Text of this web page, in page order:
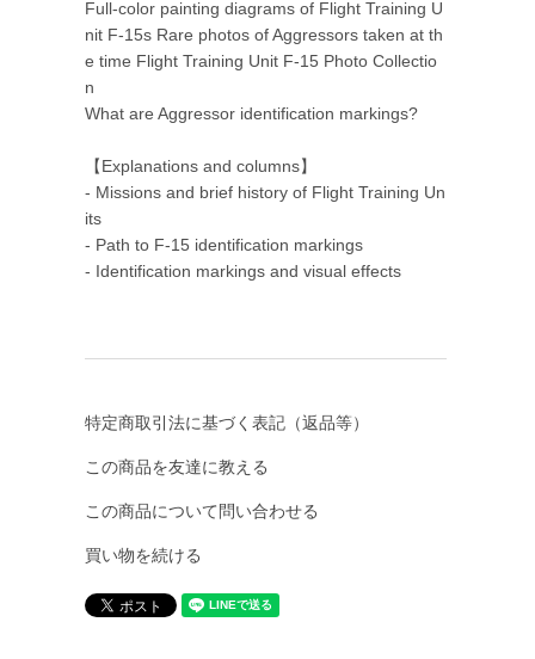
Full-color painting diagrams of Flight Training U
nit F-15s Rare photos of Aggressors taken at th
e time Flight Training Unit F-15 Photo Collectio
n
What are Aggressor identification markings?
【Explanations and columns】
- Missions and brief history of Flight Training Un
its
- Path to F-15 identification markings
- Identification markings and visual effects
特定商取引法に基づく表記（返品等）
この商品を友達に教える
この商品について問い合わせる
買い物を続ける